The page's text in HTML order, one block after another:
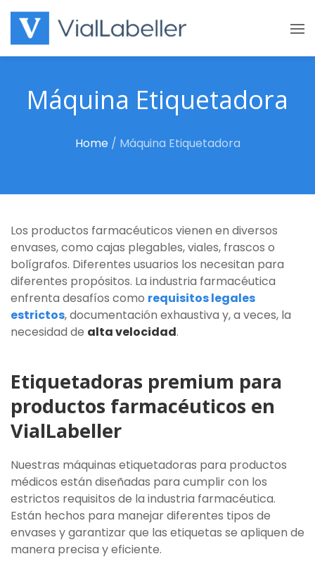
Skip
content
Máquina Etiquetadora
Home/ Máquina Etiquetadora
Los productos farmacéuticos vienen en diversos
envases, como cajas plegables, viales, frascos o
bolígrafos. Diferentes usuarios los necesitan para
diferentes propósitos. La industria farmacéutica
enfrenta desafíos como requisitos legales
estrictos, documentación exhaustiva y, a veces, la
necesidad de alta velocidad.
Etiquetadoras premium para
productos farmacéuticos en
VialLabeller
Nuestras máquinas etiquetadoras para productos
médicos están diseñadas para cumplir con los
estrictos requisitos de la industria farmacéutica.
Están hechos para manejar diferentes tipos de
envases y garantizar que las etiquetas se apliquen de
manera precisa y eficiente.